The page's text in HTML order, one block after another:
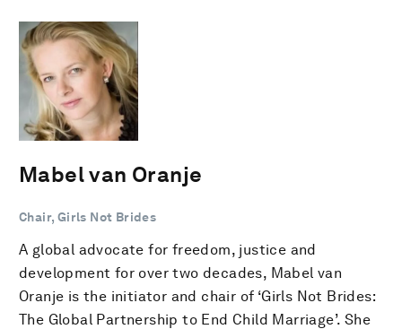
Mabel van Oranje
Chair, Girls Not Brides
A global advocate for freedom, justice and
development for over two decades, Mabel van
Oranje is the initiator and chair of ‘Girls Not Brides:
The Global Partnership to End Child Marriage’. She